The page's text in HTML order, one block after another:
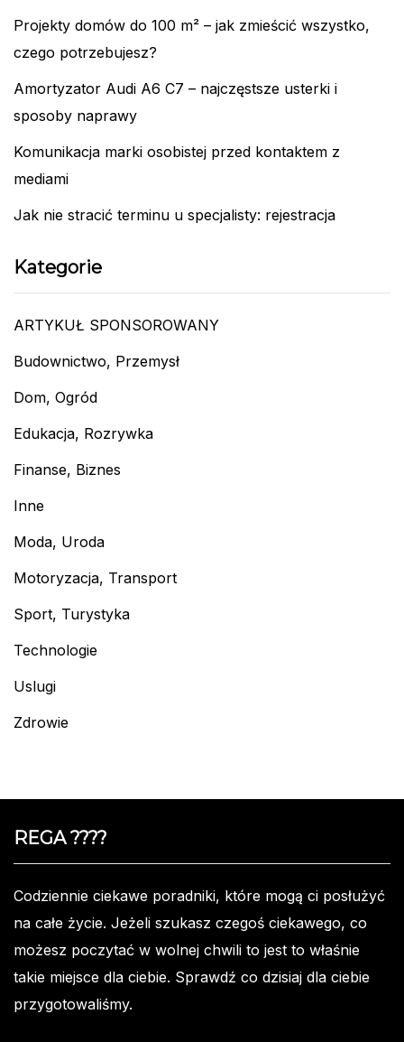
Projekty domów do 100 m² – jak zmieścić wszystko,
czego potrzebujesz?
Amortyzator Audi A6 C7 – najczęstsze usterki i
sposoby naprawy
Komunikacja marki osobistej przed kontaktem z
mediami
Jak nie stracić terminu u specjalisty: rejestracja
Kategorie
ARTYKUŁ SPONSOROWANY
Budownictwo, Przemysł
Dom, Ogród
Edukacja, Rozrywka
Finanse, Biznes
Inne
Moda, Uroda
Motoryzacja, Transport
Sport, Turystyka
Technologie
Uslugi
Zdrowie
REGA ????️
Codziennie ciekawe poradniki, które mogą ci posłużyć
na całe życie. Jeżeli szukasz czegoś ciekawego, co
możesz poczytać w wolnej chwili to jest to właśnie
takie miejsce dla ciebie. Sprawdź co dzisiaj dla ciebie
przygotowaliśmy.